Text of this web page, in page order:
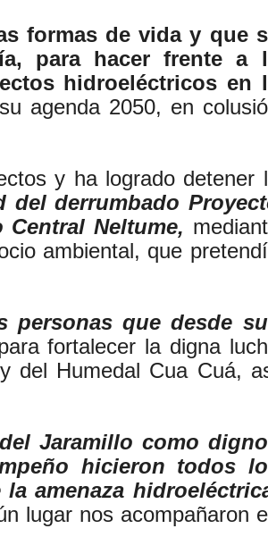
formas de vida y que
para hacer frente a
hidroeléctricos en
agenda 2050, en
y ha logrado detener
del derrumbado
Neltume,
ambiental, que
personas que desde
fortalecer la digna
del Humedal Cua Cuá,
Jaramillo como
hicieron todos
amenaza
lugar nos acompañaron